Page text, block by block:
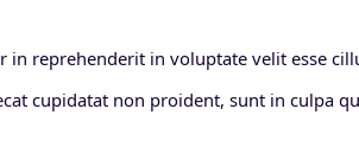
in reprehenderit in voluptate velit esse
cupidatat non proident, sunt in culpa